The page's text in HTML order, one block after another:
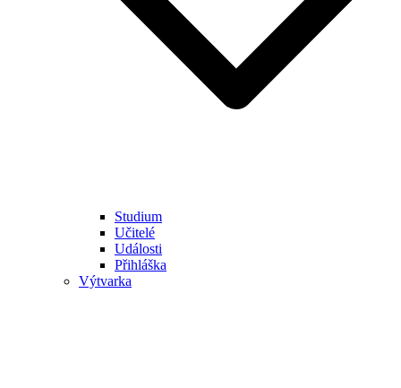
Studium
Učitelé
Události
Přihláška
Výtvarka